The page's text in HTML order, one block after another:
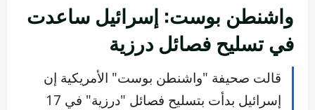
واشنطن بوست: إسرائيل ساعدت
في تسليح فصائل درزية
قالت صحيفة "واشنطن بوست" الأمريكية إن
إسرائيل بدأت بتسليح فصائل "درزية" في 17